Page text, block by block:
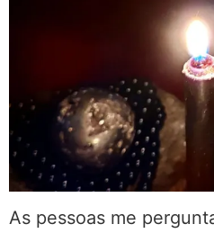
As pessoas me